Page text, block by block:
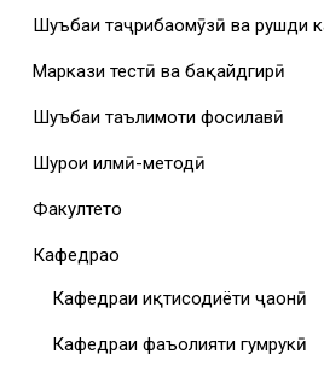
Шуъбаи таҷрибаомӯзӣ ва рушди
Маркази тестӣ ва бақайдгирӣ
Шуъбаи таълимоти фосилавӣ
Шурои илмӣ-методӣ
Факултетҳо
Кафедраҳо
Кафедраи иқтисодиёти ҷаҳонӣ
Кафедраи фаъолияти гумрукӣ